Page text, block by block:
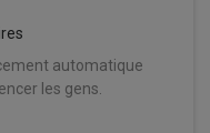
automatique
les gens.